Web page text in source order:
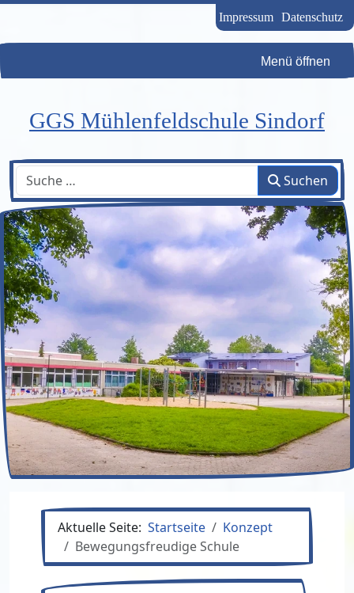
Impressum Datenschutz
Menü öffnen
GGS Mühlenfeldschule Sindorf
Suchen Suchen
Aktuelle Seite: Startseite
Konzept
Bewegungsfreudige Schule